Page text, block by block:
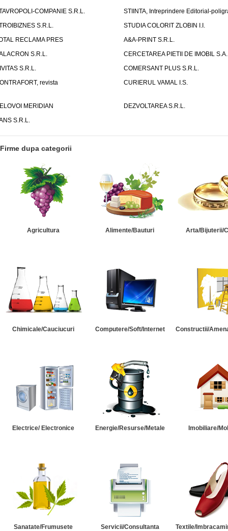
COMPANIE S.R.L.
STIINTA, Intreprindere Editorial-
S.R.L.
STUDIA COLORIT ZLOBIN I.I.
RECLAMA PRES
A&A-PRINT S.R.L.
S.R.L.
CERCETAREA PIETII DE IMOBIL S.A.
S.R.L.
COMERSANT PLUS S.R.L.
revista
CURIERUL VAMAL I.S.
MERIDIAN
DEZVOLTAREA S.R.L.
S.R.L.
Firme dupa categorii
Agricultura Alimente/Bauturi Arta/Bijuterii/
Chimicale/Cauciucuri Computere/Soft/Internet Constructii/
Electrice/ Electronice Energie/Resurse/Metale Imobiliare/
Sanatate/Frumusete Servicii/Consultanta Textile/